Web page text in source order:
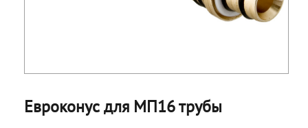
Евроконус для МП16 трубы